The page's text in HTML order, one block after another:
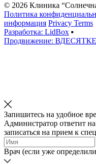
© 2026 Клиника
Политика
информация Privacy Terms
Разработка: LidBox ▪
Продвижение: ВДЕСЯТКЕ
Запишитесь на удобное
Администратор ответит
записаться на прием к
Врач (если уже